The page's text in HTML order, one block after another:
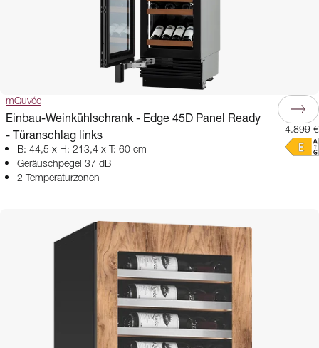
mQuvée
Einbau-Weinkühlschrank - Edge 45D Panel Ready
- Türanschlag links
B: 44,5 x H: 213,4 x T: 60 cm
Geräuschpegel 37 dB
2 Temperaturzonen
4.899 €